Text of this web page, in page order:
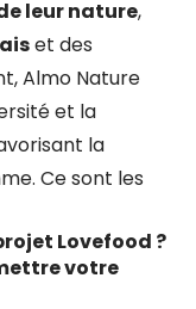
leur nature,
et des
Almo Nature
et la
la
Ce sont les
Lovefood ?
votre